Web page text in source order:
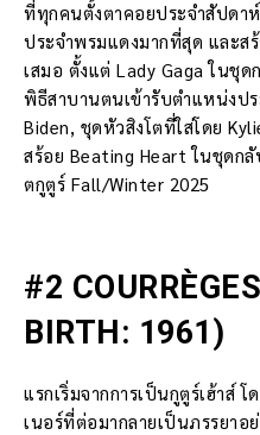
ที่ทุกคนตั้งตาคอยประจำสัปดา
ประจำพรมแดงมากที่สุด และส
เสมอ ตั้งแต่ Lady Gaga ในชุ
พิธีสาบานตนเข้ารับตำแหน่งป
Biden, ชุดหัวสิงโตที่ใส่โดย
สร้อย Beating Heart ในชุดก
ตกูตูร์ Fall/Winter 2025
#2
BIRTH: 1961)
แรกเริ่มจากการเป็นกูตูร์เฮ้าส์
เนอร์ที่ต่อมากลายเป็นภรรยาอ